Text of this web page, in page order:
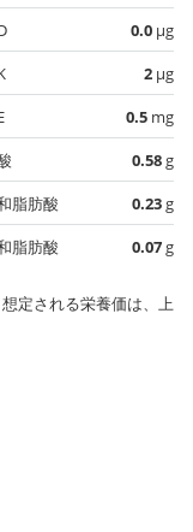
0.0 µg
2 µg
0.5 mg
0.58g
脂肪酸
0.23g
脂肪酸
0.07g
定される栄養価は、上